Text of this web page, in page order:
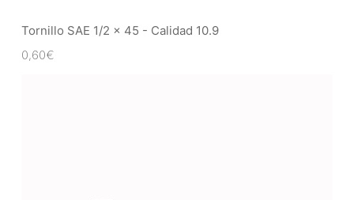
Tornillo SAE 1/2 x 45 - Calidad 10.9
0,60€